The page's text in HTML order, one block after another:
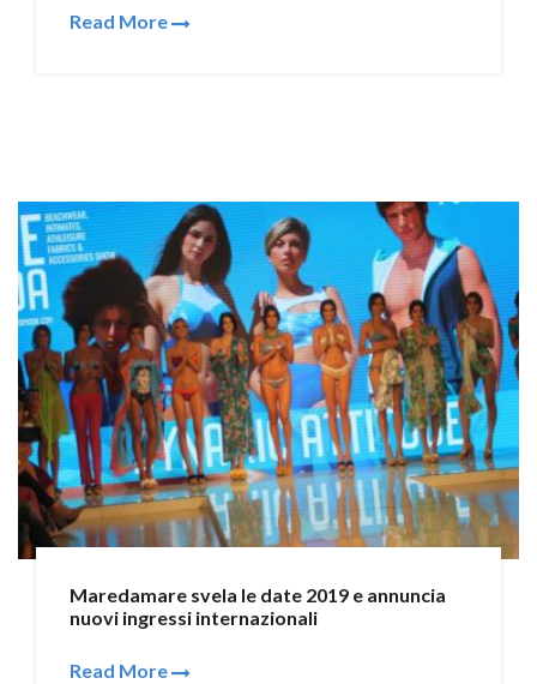
Read More
Maredamare svela le date 2019 e annuncia
nuovi ingressi internazionali
Read More